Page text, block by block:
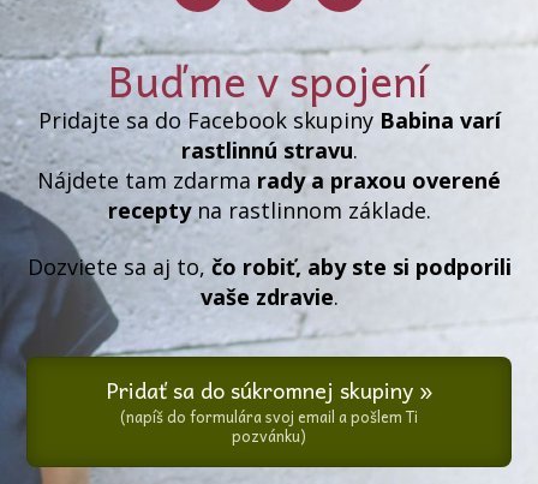
Buďme v spojení
Pridajte sa do Facebook skupiny Babina varí
rastlinnú stravu.
Nájdete tam zdarma rady a praxou overené
receptyna rastlinnom základe.
Dozviete sa aj to, čo robiť, aby ste si podporili
vaše zdravie.
Pridať sa do súkromnej skupiny »
(napíš do formulára svoj email a pošlem Ti
pozvánku)